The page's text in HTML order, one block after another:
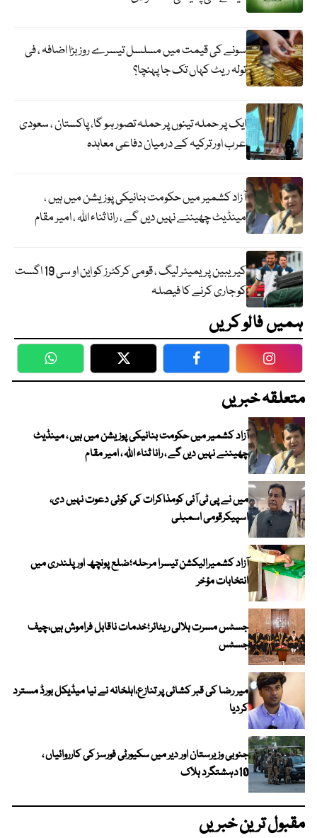
سونے کی قیمت میں مسلسل تیسرے روز بڑا اضافہ ، فی
تولہ ریٹ کہاں تک جا پہنچا؟
ایک پر حملہ تینوں پر حملہ تصور ہو گا، پاکستان ، سعودی
عرب اور ترکیہ کے درمیان دفاعی معاہدہ
آزاد کشمیر میں حکومت بنانیکی پوزیشن میں ہیں ،
مینڈیٹ چھیننے نہیں دیں گے ، رانا ثناء اللہ ، امیر مقام
کیریبین پریمیئر لیگ ، قومی کرکٹرز کو این او سی 19 اگست
کو جاری کرنے کا فیصلہ
ہمیں فالو کریں
WhatsApp Twitter Facebook
متعلقہ خبریں
آزاد کشمیر میں حکومت بنانیکی پوزیشن میں ہیں ، مینڈیٹ
چھیننے نہیں دیں گے ، رانا ثناء اللہ ، امیر مقام
میں نے پی ٹی آئی کومذاکرات کی کوئی دعوت نہیں دی،
اسپیکرقومی اسمبلی
آزاد کشمیرالیکشن تیسرا مرحلہ؛ضلع پونچھ اور پلندری میں
انتخابات مؤخر
جسٹس مسرت ہلالی ریٹائر؛خدمات ناقابل فراموش ہیں،چیف
جسٹس
میر رضا کی قبر کشائی پر تنازع،اہلخانہ نے نیا میڈیکل بورڈ مسترد
کردیا
جنوبی وزیرستان اور دیر میں سکیورٹی فورسز کی کارروائیاں ،
10دہشتگرد ہلاک
مقبول ترین خبریں